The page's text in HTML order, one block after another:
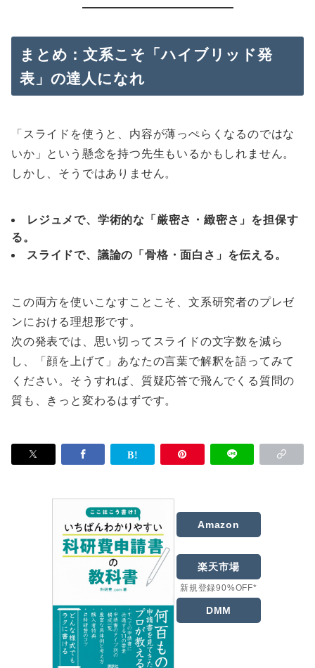
まとめ：文系こそ「ハイブリッド発
表」の達人になれ
「スライドを使うと、内容が薄っぺらくなるのではな
いか」という懸念を持つ先生もいるかもしれません。
しかし、そうではありません。
レジュメで、学術的な「厳密さ・緻密さ」を担保す
る。
スライドで、議論の「骨格・面白さ」を伝える。
この両方を使いこなすことこそ、文系研究者のプレゼ
ンにおける理想形です。
次の発表では、思い切ってスライドの文字数を減ら
し、「顔を上げて」あなたの言葉で解釈を語ってみて
ください。そうすれば、質疑応答で飛んでくる質問の
質も、きっと変わるはずです。
Amazon
楽天市場
新規登録90%OFF*
DMM